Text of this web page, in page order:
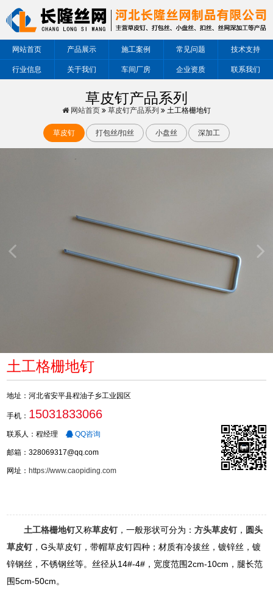
网站首页 产品展示 施工案例 常见问题 技术支持
行业信息 关于我们 车间厂房 企业资质 联系我们
草皮钉产品系列
网站首页 草皮钉产品系列 土工格栅地钉
草皮钉 打包丝/扣丝 小盘丝 深加工
土工格栅地钉
地址：河北省安平县程油子乡工业园区
手机： 15031833066
联系人：程经理 QQ咨询
邮箱：328069317@qq.com
网址：https://www.caopiding.com
土工格栅地钉又称草皮钉，一般形状可分为：方头草皮钉， 圆头
草皮钉，G头草皮钉，带帽草皮钉四种；材质有冷拔丝，镀锌丝，镀
锌钢丝，不锈钢丝等。丝径从14#-4#，宽度范围2cm-10cm，腿长范
围5cm-50cm。